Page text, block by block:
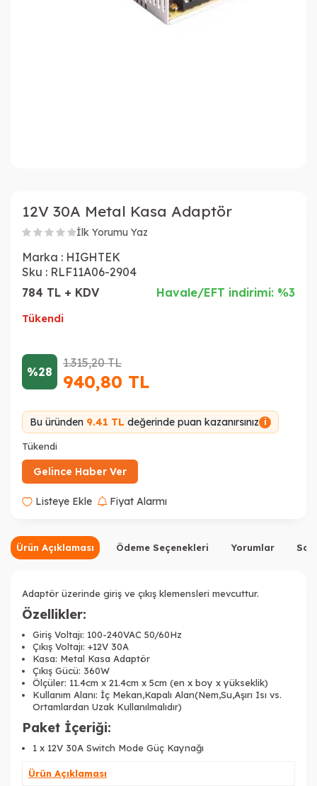
12V 30A Metal Kasa Adaptör
İlk Yorumu Yaz
Marka : HIGHTEK
Sku : RLF11A06-2904
784 TL + KDV
Havale/EFT indirimi: %3
Tükendi
%28
1.315,20TL
940,80 TL
Bu üründen 9.41 TL değerinde puan kazanırsınız i
Tükendi
Gelince Haber Ver
Listeye Ekle Fiyat Alarmı
Ürün Açıklaması Ödeme Seçenekleri Yorumlar
Adaptör üzerinde giriş ve çıkış klemensleri mevcuttur.
Özellikler:
Giriş Voltajı: 100-240VAC 50/60Hz
Çıkış Voltajı: +12V 30A
Kasa: Metal Kasa Adaptör
Çıkış Gücü: 360W
Ölçüler: 11.4cm x 21.4cm x 5cm (en x boy x yükseklik)
Kullanım Alanı: İç Mekan,Kapalı Alan(Nem,Su,Aşırı Isı vs.
Ortamlardan Uzak Kullanılmalıdır)
Paket İçeriği:
1 x 12V 30A Switch Mode Güç Kaynağı
Ürün Açıklaması